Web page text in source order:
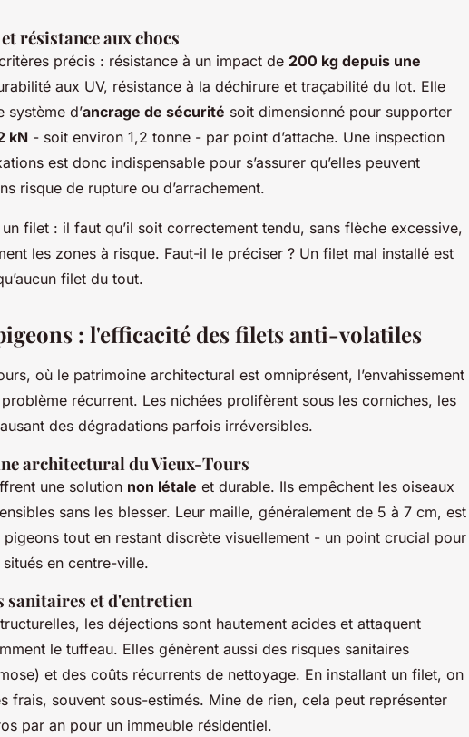
résistance aux chocs
précis : résistance à un impact de 200 kg depuis une
aux UV, résistance à la déchirure et traçabilité du lot. Elle
système d’ancrage de sécurité soit dimensionné pour supporter
kN - soit environ 1,2 tonne - par point d’attache. Une inspection
est donc indispensable pour s’assurer qu’elles peuvent
risque de rupture ou d’arrachement.
filet : il faut qu’il soit correctement tendu, sans flèche excessive,
les zones à risque. Faut-il le préciser ? Un filet mal installé est
filet du tout.
: l'efficacité des filets anti-volatiles
où le patrimoine architectural est omniprésent, l’envahissement
récurrent. Les nichées prolifèrent sous les corniches, les
des dégradations parfois irréversibles.
architectural du Vieux-Tours
une solution non létale et durable. Ils empêchent les oiseaux
sans les blesser. Leur maille, généralement de 5 à 7 cm, est
tout en restant discrète visuellement - un point crucial pour
en centre-ville.
sanitaires et d'entretien
les déjections sont hautement acides et attaquent
le tuffeau. Elles génèrent aussi des risques sanitaires
et des coûts récurrents de nettoyage. En installant un filet, on
frais, souvent sous-estimés. Mine de rien, cela peut représenter
par an pour un immeuble résidentiel.